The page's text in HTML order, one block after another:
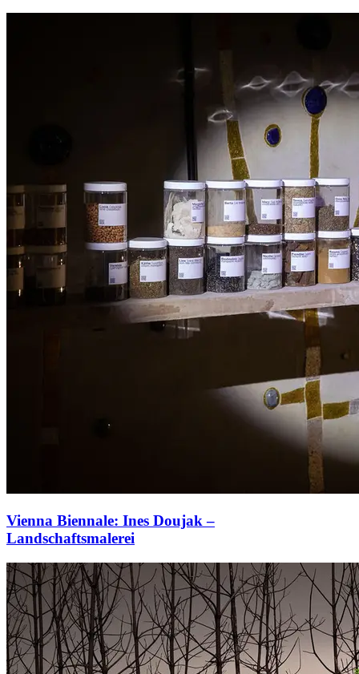
Vienna Biennale: Ines Doujak –
Landschaftsmalerei